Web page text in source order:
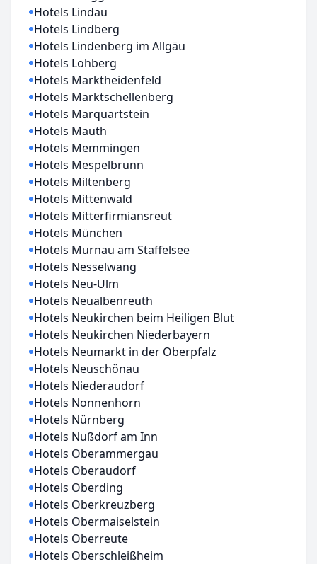
Hotels Lindau
Hotels Lindberg
Hotels Lindenberg im Allgäu
Hotels Lohberg
Hotels Marktheidenfeld
Hotels Marktschellenberg
Hotels Marquartstein
Hotels Mauth
Hotels Memmingen
Hotels Mespelbrunn
Hotels Miltenberg
Hotels Mittenwald
Hotels Mitterfirmiansreut
Hotels München
Hotels Murnau am Staffelsee
Hotels Nesselwang
Hotels Neu-Ulm
Hotels Neualbenreuth
Hotels Neukirchen beim Heiligen Blut
Hotels Neukirchen Niederbayern
Hotels Neumarkt in der Oberpfalz
Hotels Neuschönau
Hotels Niederaudorf
Hotels Nonnenhorn
Hotels Nürnberg
Hotels Nußdorf am Inn
Hotels Oberammergau
Hotels Oberaudorf
Hotels Oberding
Hotels Oberkreuzberg
Hotels Obermaiselstein
Hotels Oberreute
Hotels Oberschleißheim